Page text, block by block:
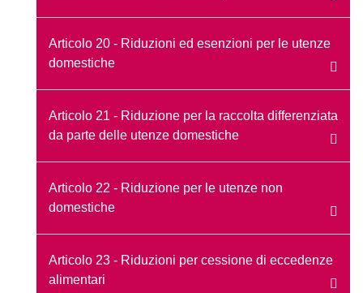
Articolo 20 - Riduzioni ed esenzioni per le utenze
domestiche
Articolo 21 - Riduzione per la raccolta differenziata
da parte delle utenze domestiche
Articolo 22 - Riduzione per le utenze non
domestiche
Articolo 23 - Riduzioni per cessione di eccedenze
alimentari